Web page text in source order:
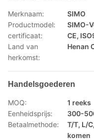
Merknaam:
SIMO
Productmodel:
SIMO-
certificaat:
CE,
Land van
herkomst:
Henan
Handelsgoederen
MOQ:
1 reeks
Eenheidsprijs:
300-
Betaalmethode:
T/T, L/
komen